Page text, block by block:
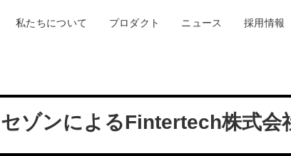
私たちについて プロダクト ニュース 採用情報
ゾンによるFintertech株式会